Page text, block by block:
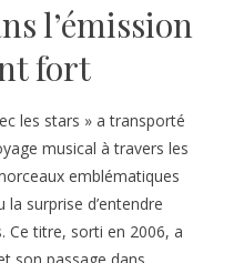
l’émission
fort
les stars » a transporté
musical à travers les
emblématiques
surprise d’entendre
Ce titre, sorti en 2006, a